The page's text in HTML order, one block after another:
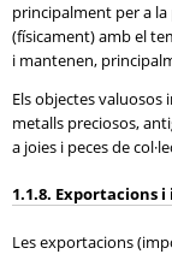
principalment per a
(físicament) amb el
i mantenen,
Els objectes valuosos
metalls preciosos,
a joies i peces de
1.1.8. Exportacions
Les exportacions